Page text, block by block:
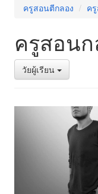
ครูสอนตีกลอง ค
ครูสอน
วัยผู้เรียน